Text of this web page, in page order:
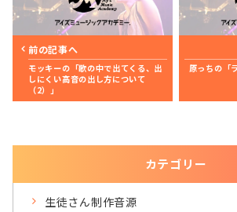
前の記事へ
モッキーの「歌の中で出てくる、出
しにくい高音の出し方について
（2）」
原っちの「
カテゴリー
生徒さん制作音源